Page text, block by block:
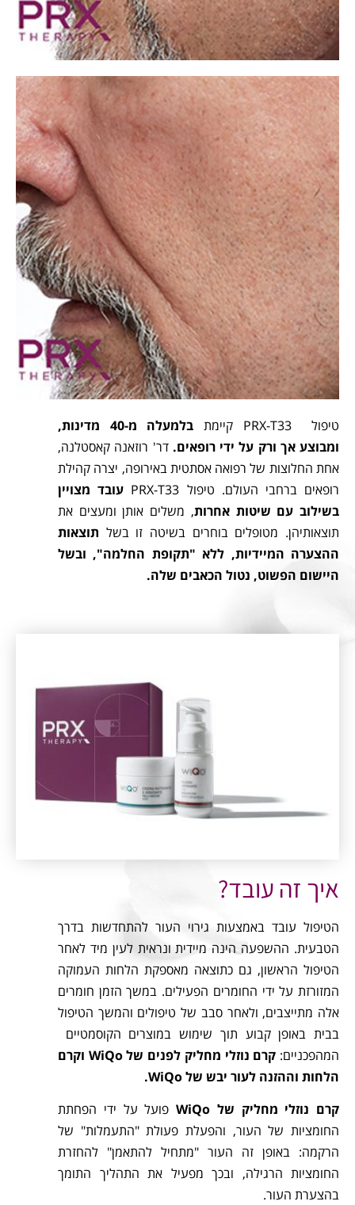
טיפול PRX-T33 קיימת
בלמעלה מ-40 מדינות,
ומבוצע אך ורק על ידי רופאים. דר' רוזאנה קאסטלנה,
אחת החלוצות של רפואה אסתטית באירופה, יצרה קהילת
רופאים ברחבי העולם. טיפול PRX-T33
עובד מצויין
בשילוב עם שיטות אחרות, משלים אותן ומעצים את
תוצאותיהן. מטופלים בוחרים בשיטה זו בשל תוצאות
ההצערה המיידיות, ללא "תקופת החלמה", ובשל
היישום הפשוט, נטול הכאבים שלה.
איך זה עובד?
הטיפול עובד באמצעות גירוי העור להתחדשות בדרך
הטבעית. ההשפעה הינה מיידית ונראית לעין מיד לאחר
הטיפול הראשון, גם כתוצאה מאספקת הלחות העמוקה
המזורזת על ידי החומרים הפעילים. במשך הזמן חומרים
אלה מתייצבים, ולאחר סבב של טיפולים והמשך הטיפול
בבית באופן קבוע תוך שימוש במוצרים הקוסמטיים
המהפכניים:
קרם נוזלי מחליק לפנים של WiQo וקרם
הלחות וההזנה לעור יבש של WiQo.
קרם נוזלי מחליק של WiQo
פועל על ידי הפחתת
החומציות של העור, והפעלת פעולת "התעמלות" של
הרקמה: באופן זה העור "מתחיל להתאמן" להחזרת
החומציות הרגילה, ובכך מפעיל את התהליך התומך
בהצערת העור.